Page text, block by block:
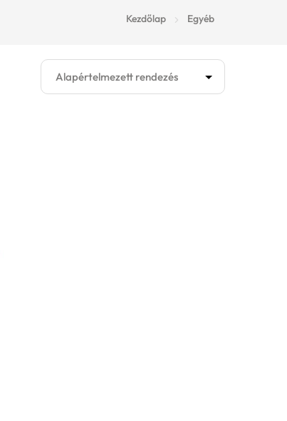
Kezdőlap Egyéb